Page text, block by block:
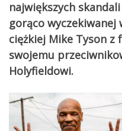
największych
gorąco
ciężkiej Mike Tyson
swojemu
Holyfieldowi.